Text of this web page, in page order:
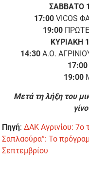
ΣΑΒΒΑΤΟ
17:00 VICOS
19:00
ΚΥΡΙΑΚΗ
14:30Α.Ο.
17:00
19:00
Μετά τη λήξη του
Πηγή:ΔΑΚ Αγρινίου: 7ο
Σαπλαούρα”: Το
Σεπτεμβρίου